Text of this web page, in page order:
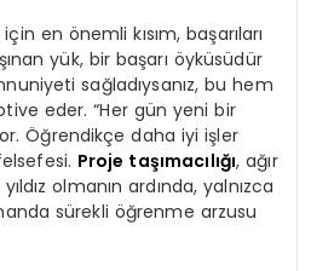
en önemli kısım, başarıları
yük, bir başarı öyküsüdür
sağladıysanız, bu hem
eder. “Her gün yeni bir
Öğrendikçe daha iyi işler
Proje taşımacılığı, ağır
olmanın ardında, yalnızca
sürekli öğrenme arzusu